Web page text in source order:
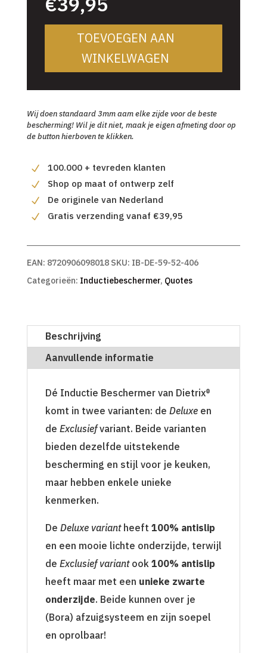
TOEVOEGEN AAN
WINKELWAGEN
Wij doen standaard 3mm aam elke zijde voor de beste
bescherming! Wil je dit niet, maak je eigen afmeting door op
de button hierboven te klikken.
100.000 + tevreden klanten
Shop op maat of ontwerp zelf
De originele van Nederland
Gratis verzending vanaf €39,95
EAN: 8720906098018 SKU: IB-DE-59-52-406
Categorieën: Inductiebeschermer, Quotes
Beschrijving
Aanvullende informatie
Dé Inductie Beschermer van Dietrix®
komt in twee varianten: de Deluxeen
de Exclusiefvariant. Beide varianten
bieden dezelfde uitstekende
bescherming en stijl voor je keuken,
maar hebben enkele unieke
kenmerken.
De Deluxe variantheeft 100% antislip
en een mooie lichte onderzijde, terwijl
de Exclusief variantook 100% antislip
heeft maar met een unieke zwarte
onderzijde. Beide kunnen over je
(Bora) afzuigsysteem en zijn soepel
en oprolbaar!